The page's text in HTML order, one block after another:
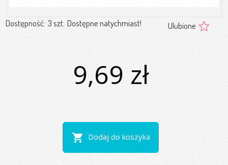
Dostępność: 3 szt. Dostępne natychmiast! Ulubione
9,69 zł
shopping_cart Dodaj do koszyka